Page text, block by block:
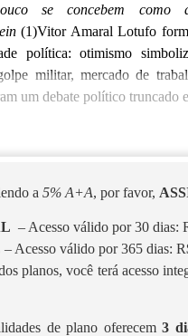
se concebem como
(1)Vitor Amaral Lotufo
política: otimismo
militar, mercado de
um debate político truncado
a 5% A+A, por favor,
– Acesso válido por 30 dias:
– Acesso válido por 365 dias:
planos, você terá acesso
de plano oferecem 3